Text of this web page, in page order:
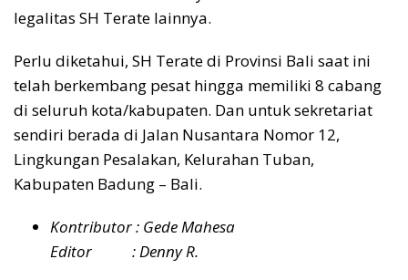
legalitas SH Terate lainnya.
Perlu diketahui, SH Terate di Provinsi Bali saat ini
telah berkembang pesat hingga memiliki 8 cabang
di seluruh kota/kabupaten. Dan untuk sekretariat
sendiri berada di Jalan Nusantara Nomor 12,
Lingkungan Pesalakan, Kelurahan Tuban,
Kabupaten Badung – Bali.
Kontributor : Gede Mahesa
Editor : Denny R.